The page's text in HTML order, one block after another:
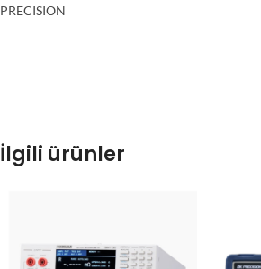
PRECISION
İlgili ürünler